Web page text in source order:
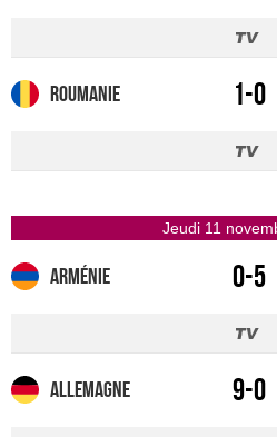
Roumanie 1-0
jeudi 11
Arménie 0-5
Allemagne 9-0